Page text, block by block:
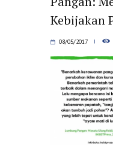
Kebijakan
08/05/2017